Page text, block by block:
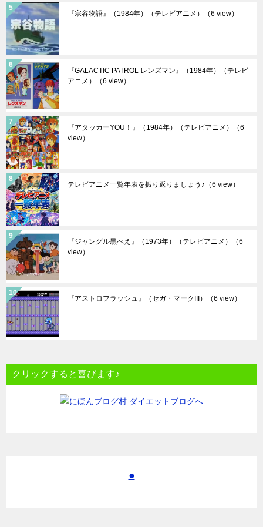
『宗谷物語』（1984年）（テレビアニメ） （6 view）
『GALACTIC PATROL レンズマン』（1984年）（テレビ
アニメ）
（6 view）
『アタッカーYOU！』（1984年）（テレビアニメ）
（6
view）
テレビアニメ一覧年表を振り返りましょう♪ （6 view）
『ジャングル黒べえ』（1973年）（テレビアニメ）
（6
view）
『アストロフラッシュ』（セガ・マークIII） （6 view）
クリックすると喜びます♪
●